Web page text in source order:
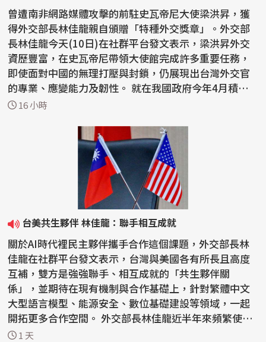
曾遭南非網路媒體攻擊的前駐史瓦帝尼大使梁洪昇，獲
得外交部長林佳龍親自頒贈「特種外交獎章」。外交部
長林佳龍今天(10日)在社群平台發文表示，梁洪昇外交
資歷豐富，在史瓦帝尼帶領大使館完成許多重要任務，
即使面對中國的無理打壓與封鎖，仍展現出台灣外交官
的專業、應變能力及韌性。 就在我國政府今年4月積極
籌備高...
16 小時
台美共生夥伴 林佳龍：聯手相互成就
關於AI時代裡民主夥伴攜手合作這個課題，外交部長林
佳龍在社群平台發文表示，台灣與美國各有所長且高度
互補，雙方是強強聯手、相互成就的「共生夥伴關
係」，並期待在現有機制與合作基礎上，針對繁體中文
大型語言模型、能源安全、數位基礎建設等領域，一起
開拓更多合作空間。 外交部長林佳龍近半年來頻繁使用
「共生夥伴...
1 天